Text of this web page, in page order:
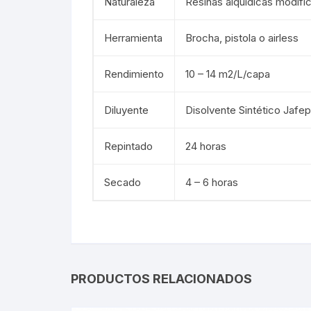
Herramienta Brocha, pistola o airless
Rendimiento 10 – 14 m2/L/capa
Diluyente Disolvente Sintético Jafep
Repintado 24 horas
Secado 4 – 6 horas
PRODUCTOS RELACIONADOS